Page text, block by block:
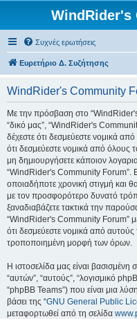
WindRider's
Συχνές ερωτήσεις
Ευρετήριο Δ. Συζήτησης
WindRider's Community
Με την πρόσβαση στο “WindRider's
“δικό μας”, “WindRider's
δέχεστε ότι δεσμεύεστε νομικά
ότι δεσμεύεστε νομικά από
μη δημιουργήσετε κάποιον
“WindRider's Community Forum”.
οποιαδήποτε χρονική στιγμή και
με τον προσφορότερο δυνατό
ξαναδιαβάζετε τακτικά την
“WindRider's Community Forum”
ότι δεσμεύεστε νομικά από
τροποποιημένη μορφή των όρων.
Η ιστοσελίδα μας είναι βασισμένη
“αυτών”, “αυτούς”, “λογισμικό
“phpBB Teams”) που είναι μια
βάσει της “GNU General Public
μεταφορτωθεί από τη σελίδα